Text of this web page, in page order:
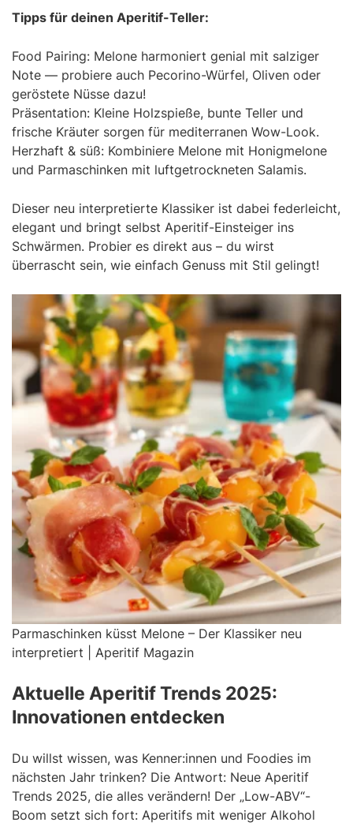
Tipps für deinen Aperitif-Teller:
Food Pairing: Melone harmoniert genial mit salziger
Note — probiere auch Pecorino-Würfel, Oliven oder
geröstete Nüsse dazu!
Präsentation: Kleine Holzspieße, bunte Teller und
frische Kräuter sorgen für mediterranen Wow-Look.
Herzhaft & süß: Kombiniere Melone mit Honigmelone
und Parmaschinken mit luftgetrockneten Salamis.
Dieser neu interpretierte Klassiker ist dabei federleicht,
elegant und bringt selbst Aperitif-Einsteiger ins
Schwärmen. Probier es direkt aus – du wirst
überrascht sein, wie einfach Genuss mit Stil gelingt!
Parmaschinken küsst Melone – Der Klassiker neu
interpretiert | Aperitif Magazin
Aktuelle Aperitif Trends 2025:
Innovationen entdecken
Du willst wissen, was Kenner:innen und Foodies im
nächsten Jahr trinken? Die Antwort: Neue Aperitif
Trends 2025, die alles verändern! Der „Low-ABV“-
Boom setzt sich fort: Aperitifs mit weniger Alkohol